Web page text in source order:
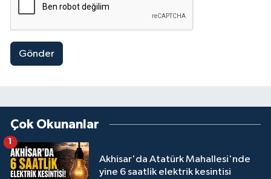
Gönder
Çok Okunanlar
Akhisar'da Atatürk Mahallesi'nde
yine 6 saatlik elektrik kesintisi